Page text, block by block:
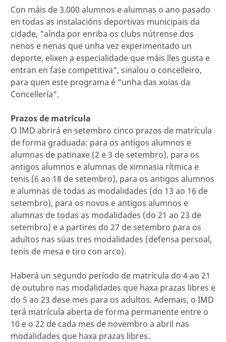
Con máis de 3.000 alumnos e alumnas o ano pasado
en todas as instalacións deportivas municipais da
cidade, "aínda por enriba os clubs nútrense dos
nenos e nenas que unha vez experimentado un
deporte, elixen a especialidade que máis lles gusta e
entran en fase competitiva", sinalou o concelleiro,
para quen este programa é "unha das xoias da
Concellería".
Prazos de matrícula
O IMD abrirá en setembro cinco prazos de matrícula
de forma graduada: para os antigos alumnos e
alumnas de patinaxe (2 e 3 de setembro), para os
antigos alumnos e alumnas de ximnasia rítmica e
tenis (6 ao 18 de setembro), para os antigos alumnos
e alumnas de todas as modalidades (do 13 ao 16 de
setembro), para os novos e antigos alumnos e
alumnas de todas as modalidades (do 21 ao 23 de
setembro) e a partires do 27 de setembro para os
adultos nas súas tres modalidades (defensa persoal,
tenis de mesa e tiro con arco).
Haberá un segundo período de matrícula do 4 ao 21
de outubro nas modalidades que haxa prazas libres e
do 5 ao 23 dese mes para os adultos. Ademais, o IMD
terá matrícula aberta de forma permanente entre o
10 e o 22 de cada mes de novembro a abril nas
modalidades que haxa prazas libres.